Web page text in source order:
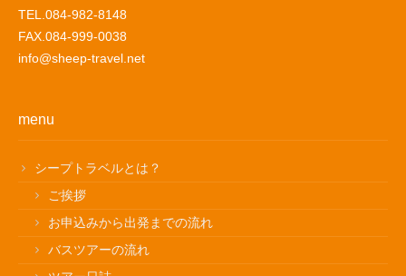
TEL.084-982-8148
FAX.084-999-0038
info@sheep-travel.net
menu
シープトラベルとは？
ご挨拶
お申込みから出発までの流れ
バスツアーの流れ